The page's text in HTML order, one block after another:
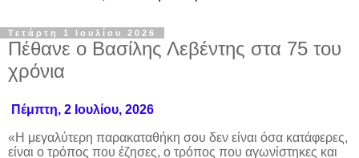
Τετάρτη 1 Ιουλίου 2026
Πέθανε ο Βασίλης Λεβέντης στα 75 του
χρόνια
Πέμπτη, 2 Ιουλίου, 2026
«Η μεγαλύτερη παρακαταθήκη σου δεν είναι όσα κατάφερες,
είναι ο τρόπος που έζησες, ο τρόπος που αγωνίστηκες και